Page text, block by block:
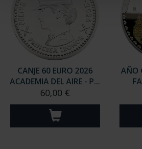
CANJE 60 EURO 2026
ACADEMIA DEL AIRE - P...
60,00 €
AÑO